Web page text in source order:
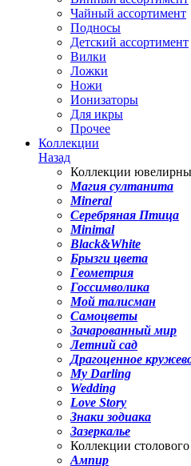
Чайный ассортимент
Подносы
Детский ассортимент
Вилки
Ложки
Ножи
Ионизаторы
Для икры
Прочее
Коллекции
Назад
Коллекции
Магия султанита
Mineral
Серебряная Птица
Minimal
Black&White
Брызги цвета
Геометрия
Госсимволика
Мой талисман
Самоцветы
Зачарованный мир
Летний сад
Драгоценное
My Darling
Wedding
Love Story
Знаки зодиака
Зазеркалье
Коллекции столового
Ампир